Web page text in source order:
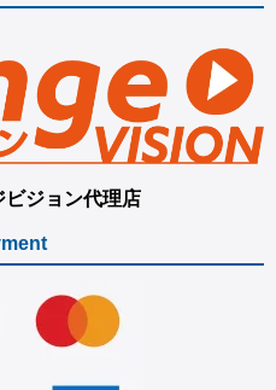
ビジョン代理店